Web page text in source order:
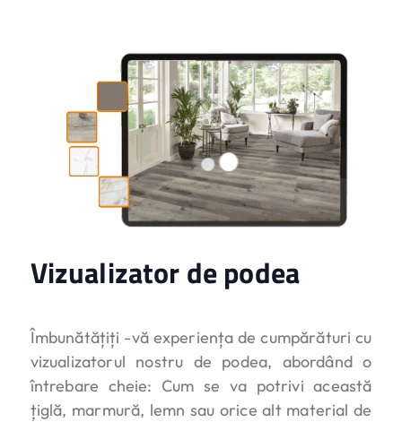
Vizualizator de podea
Îmbunătățiți -vă experiența de cumpărături cu
vizualizatorul nostru de podea, abordând o
întrebare cheie: Cum se va potrivi această
țiglă, marmură, lemn sau orice alt material de